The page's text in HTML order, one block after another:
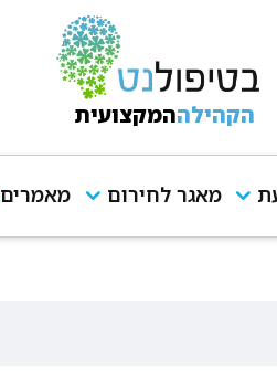
הקהילההמקצועית
מאגר לחירום מאמרים